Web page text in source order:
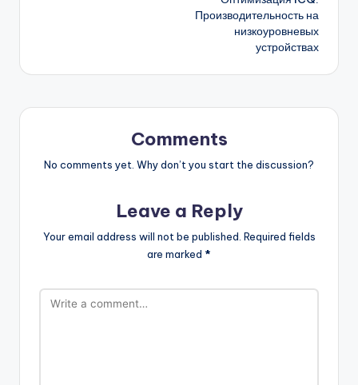
Производительность на
низкоуровневых
устройствах
Comments
No comments yet. Why don’t you start the discussion?
Leave a Reply
Your email address will not be published. Required fields
are marked *